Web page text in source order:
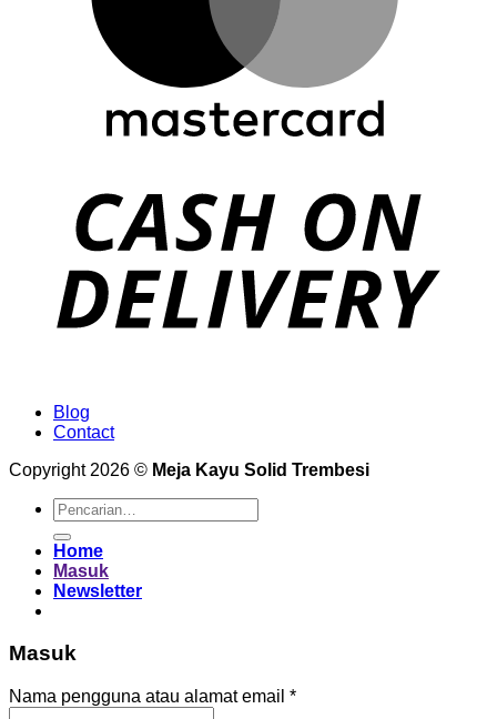
Blog
Contact
Copyright 2026 © Meja Kayu Solid Trembesi
Pencarian
untuk:
Home
Masuk
Newsletter
Masuk
Nama pengguna atau alamat email *Wajib